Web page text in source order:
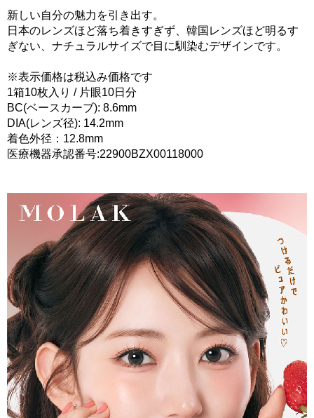
新しい自分の魅力を引き出す。
日本のレンズほど落ち着きすぎず、韓国レンズほど明るす
ぎない、ナチュラルサイズで目に馴染むデザインです。
※表示価格は税込み価格です
1箱10枚入り / 片眼10日分
BC(ベースカーブ): 8.6mm
DIA(レンズ径): 14.2mm
着色外径：12.8mm
医療機器承認番号:22900BZX00118000